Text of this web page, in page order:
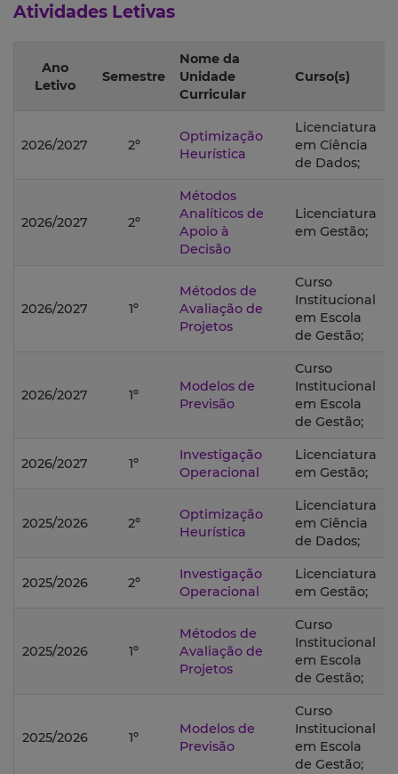
Atividades Letivas
Ano
Letivo
Semestre
Nome da
Unidade
Curricular
Curso(s)
2026/2027 2º
Optimização
Heurística
Licenciatura
em Ciência
de Dados;
2026/2027 2º
Métodos
Analíticos de
Apoio à
Decisão
Licenciatura
em Gestão;
2026/2027 1º
Métodos de
Avaliação de
Projetos
Curso
Institucional
em Escola
de Gestão;
2026/2027 1º
Modelos de
Previsão
Curso
Institucional
em Escola
de Gestão;
2026/2027 1º
Investigação
Operacional
Licenciatura
em Gestão;
2025/2026 2º
Optimização
Heurística
Licenciatura
em Ciência
de Dados;
2025/2026 2º
Investigação
Operacional
Licenciatura
em Gestão;
2025/2026 1º
Métodos de
Avaliação de
Projetos
Curso
Institucional
em Escola
de Gestão;
2025/2026 1º
Modelos de
Previsão
Curso
Institucional
em Escola
de Gestão;